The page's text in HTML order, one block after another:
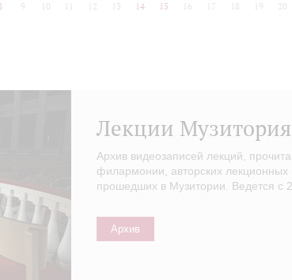
9 10 12 13 14 15 16 17 18 19 20
Лекции
Архив видеозаписей лекций,
филармонии, авторских лекционных
прошедших в Музитории. Ведется с
Архив